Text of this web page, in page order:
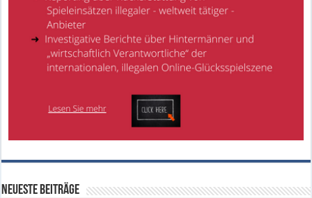
Neueste Beiträge